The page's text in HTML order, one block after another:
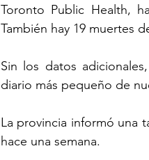
Toronto Public Health,
También hay 19 muertes
Sin los datos
diario más pequeño de
La provincia informó una
hace una semana.